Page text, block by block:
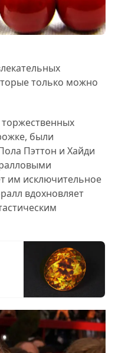
только можно
были
Пэттон и Хайди
им исключительное
вдохновляет